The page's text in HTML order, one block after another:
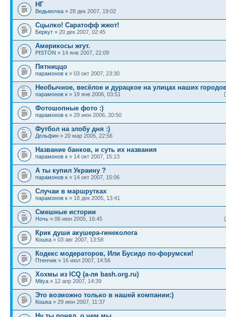
НГ
Ведьмочка » 28 дек 2007, 19:02
Сцылко! Саратофф жжот!
Беркут » 20 дек 2007, 02:45
Америкосы жгут.
PISTON » 14 янв 2007, 22:09
Пятниццо
парамонов к » 03 окт 2007, 23:30
Необычное, весёлое и дурацкое на улицах наших
парамонов к » 18 янв 2006, 03:51
Фотошопные фото :)
парамонов к » 29 июн 2006, 20:50
Футбол на злобу дня :)
Дельфин » 20 мар 2005, 22:56
Название банков, и суть их названия
парамонов к » 14 окт 2007, 15:13
А ты купил Украину ?
парамонов к » 14 окт 2007, 15:06
Cлучаи в маршрутках
парамонов к » 18 дек 2005, 13:41
Смешные истории
Ночь » 06 июн 2005, 16:45
Крик души акушера-гинеколога
Кошка » 03 авг 2007, 13:58
Кодекс модераторов, Или Бусидо по-форумски!
Птенчик » 16 июл 2007, 14:56
Хохмы из ICQ (а-ля bash.org.ru)
Mitya » 12 апр 2007, 14:39
Это возможно только в нашей компании:)
Кошка » 29 июн 2007, 11:37